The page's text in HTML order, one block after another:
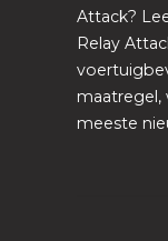
Attack?
Relay
maatregel,
meeste